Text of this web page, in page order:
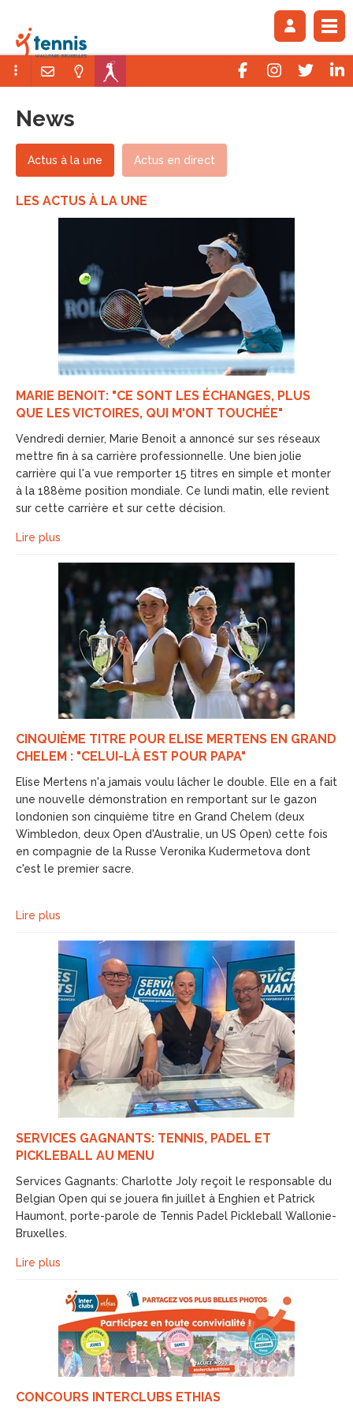
News
Actus à la une Actus en direct
LES ACTUS À LA UNE
MARIE BENOIT: "CE SONT LES ÉCHANGES, PLUS
QUE LES VICTOIRES, QUI M'ONT TOUCHÉE"
Vendredi dernier, Marie Benoit a annoncé sur ses réseaux
mettre fin à sa carrière professionnelle. Une bien jolie
carrière qui l'a vue remporter 15 titres en simple et monter
à la 188ème position mondiale. Ce lundi matin, elle revient
sur cette carrière et sur cette décision.
Lire plus
CINQUIÈME TITRE POUR ELISE MERTENS EN GRAND
CHELEM : "CELUI-LÀ EST POUR PAPA"
Elise Mertens n'a jamais voulu lâcher le double. Elle en a fait
une nouvelle démonstration en remportant sur le gazon
londonien son cinquième titre en Grand Chelem (deux
Wimbledon, deux Open d'Australie, un US Open) cette fois
en compagnie de la Russe Veronika Kudermetova dont
c'est le premier sacre.
Lire plus
SERVICES GAGNANTS: TENNIS, PADEL ET
PICKLEBALL AU MENU
Services Gagnants: Charlotte Joly reçoit le responsable du
Belgian Open qui se jouera fin juillet à Enghien et Patrick
Haumont, porte-parole de Tennis Padel Pickleball Wallonie-
Bruxelles.
Lire plus
CONCOURS INTERCLUBS ETHIAS